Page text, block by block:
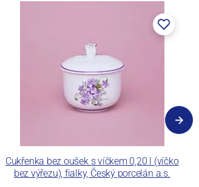
Cukřenka bez oušek s víčkem 0,20 l (víčko
bez výřezu), fialky, Český porcelán a.s.